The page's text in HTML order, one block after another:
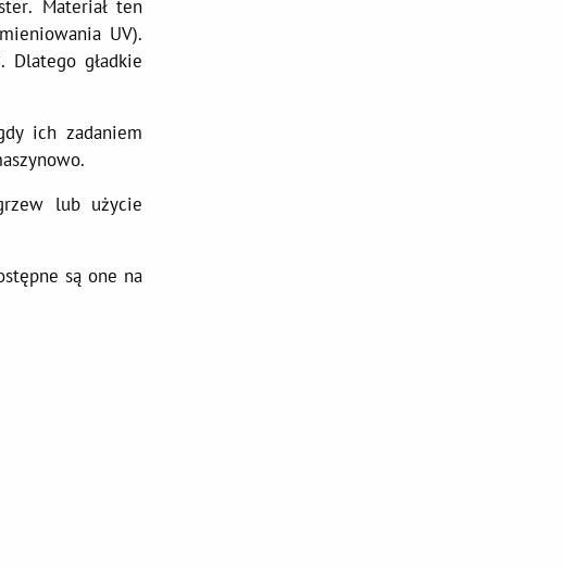
Materiał ten
UV).
gładkie
ich zadaniem
lub użycie
są one na